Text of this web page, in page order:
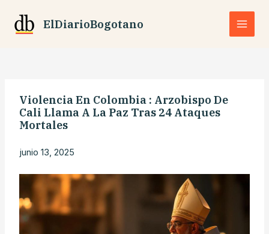
contenido
ElDiarioBogotano
Violencia En Colombia : Arzobispo De
Cali Llama A La Paz Tras 24 Ataques
Mortales
junio 13, 2025